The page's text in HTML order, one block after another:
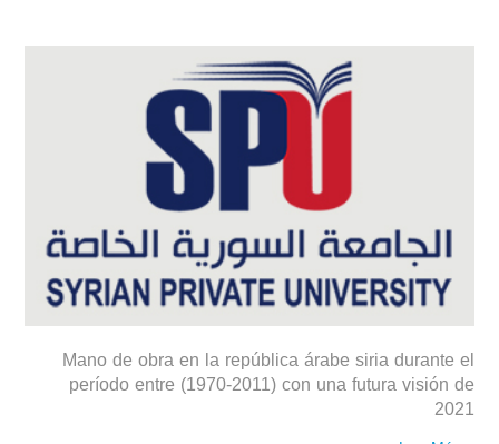
Mano de obra en la república árabe siria durante el
período entre (1970-2011) con una futura visión de
2021